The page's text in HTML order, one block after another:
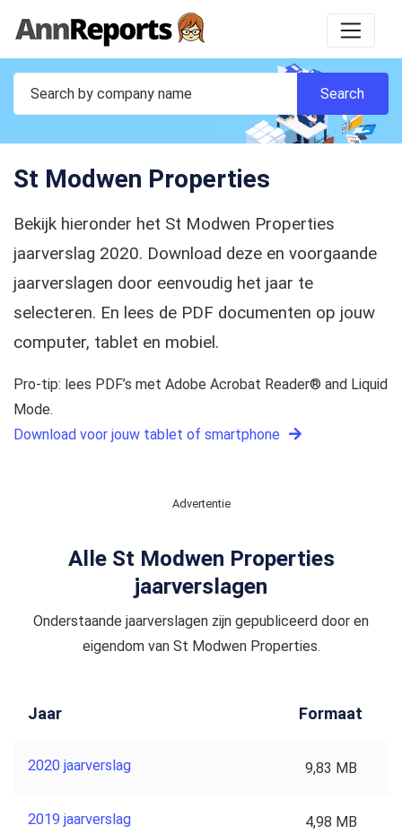
St Modwen Properties
Bekijk hieronder het St Modwen Properties
jaarverslag 2020. Download deze en voorgaande
jaarverslagen door eenvoudig het jaar te
selecteren. En lees de PDF documenten op jouw
computer, tablet en mobiel.
Pro-tip: lees PDF’s met Adobe Acrobat Reader® and Liquid
Mode.
Download voor jouw tablet of smartphone
Advertentie
Alle St Modwen Properties
jaarverslagen
Onderstaande jaarverslagen zijn gepubliceerd door en
eigendom van St Modwen Properties.
Jaar Formaat
2020 jaarverslag 9,83 MB
2019 jaarverslag 4,98 MB